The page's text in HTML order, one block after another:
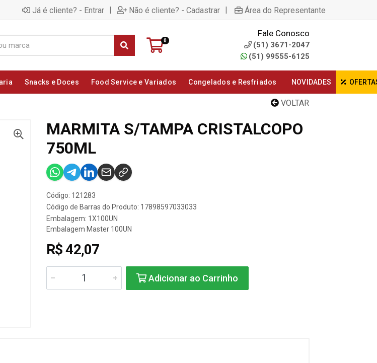
Já é cliente? - Entrar | Não é cliente? - Cadastrar | Área do Representante
0
Fale Conosco
(51) 3671-2047
(51) 99555-6125
Snacks e Doces Food Service e Variados Congelados e Resfriados NOVIDADES
VOLTAR
MARMITA S/TAMPA CRISTALCOPO
750ML
Código: 121283
Código de Barras do Produto: 17898597033033
Embalagem: 1X100UN
Embalagem Master 100UN
R$ 42,07
Adicionar ao Carrinho